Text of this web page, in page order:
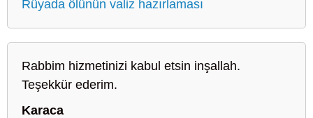
Rüyada ölünün valiz hazırlaması
Rabbim hizmetinizi kabul etsin inşallah.
Teşekkür ederim.
Karaca